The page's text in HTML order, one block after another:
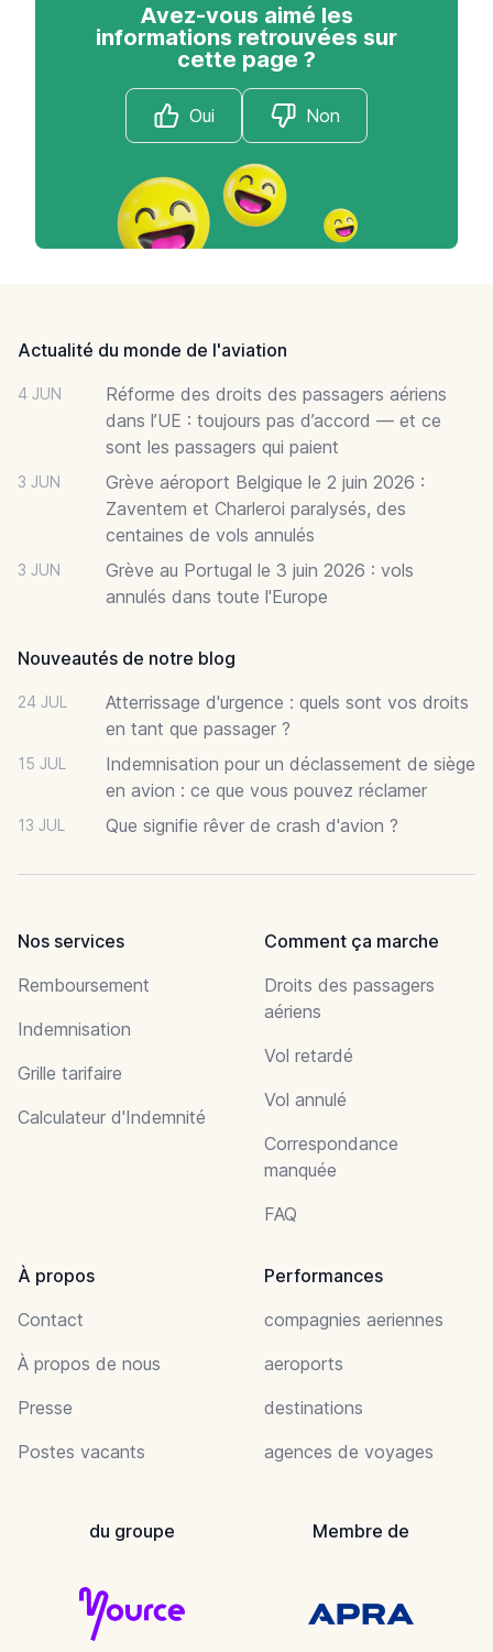
Avez-vous aimé les
informations retrouvées sur
cette page ?
Oui Non
Actualité du monde de l'aviation
4 JUN
Réforme des droits des passagers aériens
dans l’UE : toujours pas d’accord — et ce
sont les passagers qui paient
3 JUN
Grève aéroport Belgique le 2 juin 2026 :
Zaventem et Charleroi paralysés, des
centaines de vols annulés
3 JUN
Grève au Portugal le 3 juin 2026 : vols
annulés dans toute l'Europe
Nouveautés de notre blog
24 JUL
Atterrissage d'urgence : quels sont vos droits
en tant que passager ?
15 JUL
Indemnisation pour un déclassement de siège
en avion : ce que vous pouvez réclamer
13 JUL Que signifie rêver de crash d'avion ?
Nos services
Remboursement
Indemnisation
Grille tarifaire
Calculateur d'Indemnité
Comment ça marche
Droits des passagers
aériens
Vol retardé
Vol annulé
Correspondance
manquée
FAQ
À propos
Contact
À propos de nous
Presse
Postes vacants
Performances
compagnies aeriennes
aeroports
destinations
agences de voyages
du groupe Membre de